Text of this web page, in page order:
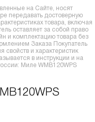
на Сайте, носят
передавать достоверную
товара, включая
оставляет за собой право
и комплектацию товара без
Заказа Покупатель
свойств и характеристик
в инструкции и на
Миле WMB120WPS